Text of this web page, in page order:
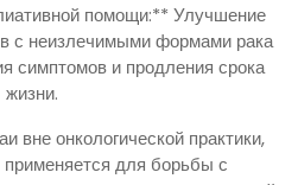
помощи:** Улучшение
с неизлечимыми формами рака
симптомов и продления срока
жизни.
вне онкологической практики,
применяется для борьбы с